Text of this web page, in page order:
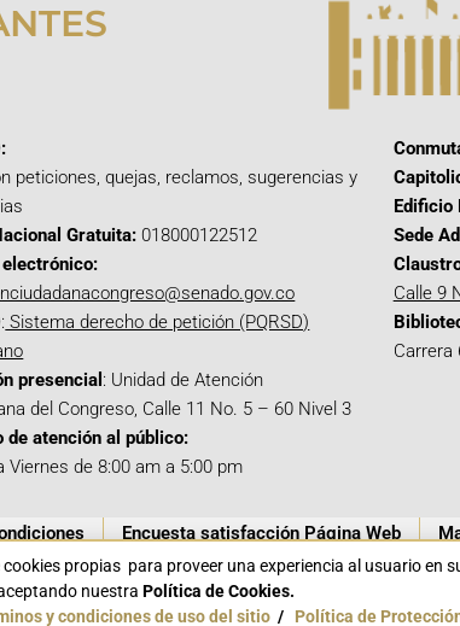
peticiones, quejas, reclamos, sugerencias y
Gratuita: 018000122512
: Sistema derecho de petición (PQRSD)
presencial : Unidad de Atención
del Congreso, Calle 11 No. 5 – 60 Nivel 3
de atención al público:
Viernes de 8:00 am a 5:00 pm
Edificio
Sede
Calle 9
Carrera
Encuesta satisfacción Página Web
propias para proveer una experiencia al usuario en
nuestra Política de Cookies.
y condiciones de uso del sitio/ Política de